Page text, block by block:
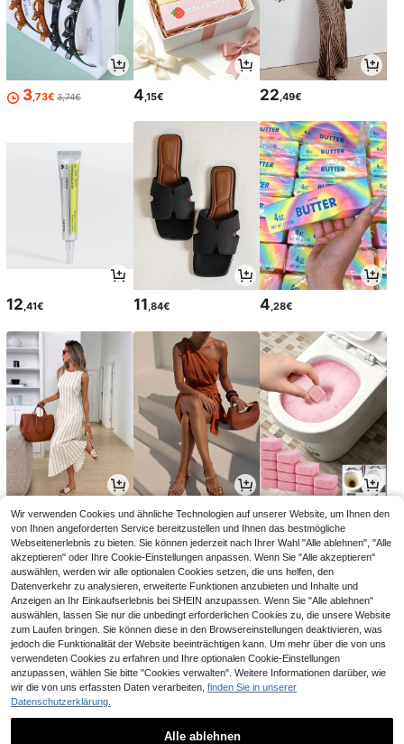
3,73€ 3,74€ 4,15€ 22,49€
12,41€ 11,84€ 4,28€
18,49€ 15,99€ 3,07€
6
Wir verwenden Cookies und ähnliche Technologien auf unserer Website, um Ihnen den
von Ihnen angeforderten Service bereitzustellen und Ihnen das bestmögliche
Webseitenerlebnis zu bieten. Sie können jederzeit nach Ihrer Wahl "Alle ablehnen", "Alle
akzeptieren" oder Ihre Cookie-Einstellungen anpassen. Wenn Sie "Alle akzeptieren"
auswählen, werden wir alle optionalen Cookies setzen, die uns helfen, den
Datenverkehr zu analysieren, erweiterte Funktionen anzubieten und Inhalte und
Anzeigen an Ihr Einkaufserlebnis bei SHEIN anzupassen. Wenn Sie "Alle ablehnen"
auswählen, lassen Sie nur die unbedingt erforderlichen Cookies zu, die unsere Website
zum Laufen bringen. Sie können diese in den Browsereinstellungen deaktivieren, was
jedoch die Funktionalität der Website beeinträchtigen kann. Um mehr über die von uns
verwendeten Cookies zu erfahren und Ihre optionalen Cookie-Einstellungen
anzupassen, wählen Sie bitte "Cookies verwalten". Weitere Informationen darüber, wie
wir die von uns erfassten Daten verarbeiten, finden Sie in unserer
Datenschutzerklärung.
Alle ablehnen